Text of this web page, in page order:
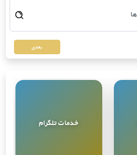
بعدی
خدمات تلگرام